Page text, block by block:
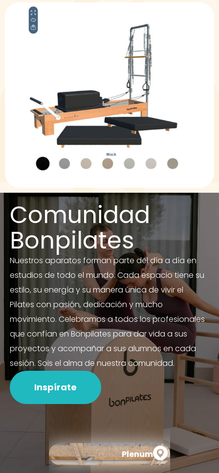
Comunidad
Bonpilates
Nuestros aparatos forman parte del día a día en
estudios de todo el mundo. Cada espacio tiene su
estilo, su energía y su manera única de vivir el
Pilates con pasión, dedicación y mucho
movimiento. Celebramos a todos los profesionales
que confían en Bonpilates para dar vida a sus
proyectos y acompañar a sus alumnos en cada
sesión. Sois el alma de nuestra comunidad.
Inspírate
Plenum